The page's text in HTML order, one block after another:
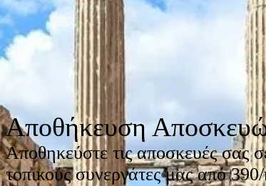
Αποθήκευση
Αποθηκεύστε τις αποσκευές σας
τοπικούς συνεργάτες μας από